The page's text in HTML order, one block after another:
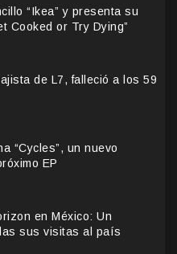
“Ikea” y presenta su
Cooked or Try Dying”
de L7, falleció a los 59
“Cycles”, un nuevo
EP
en México: Un
sus visitas al país